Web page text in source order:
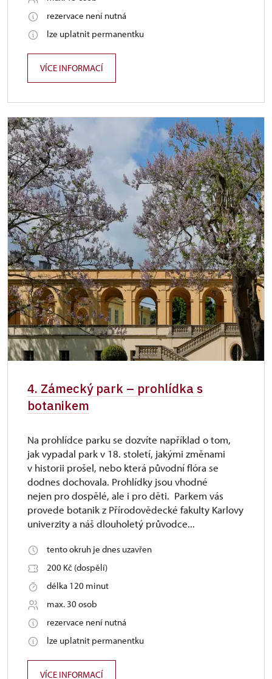
rezervace není nutná
lze uplatnit permanentku
VÍCE INFORMACÍ
4. Zámecký park – prohlídka s
botanikem
Na prohlídce parku se dozvíte například o tom,
jak vypadal park v 18. století, jakými změnami
v historii prošel, nebo která původní flóra se
dodnes dochovala. Prohlídky jsou vhodné
nejen pro dospělé, ale i pro děti. Parkem vás
provede botanik z Přírodovědecké fakulty Karlovy
univerzity a náš dlouholetý průvodce...
tento okruh je dnes uzavřen
200 Kč (dospělí)
délka 120 minut
max. 30 osob
rezervace není nutná
lze uplatnit permanentku
VÍCE INFORMACÍ